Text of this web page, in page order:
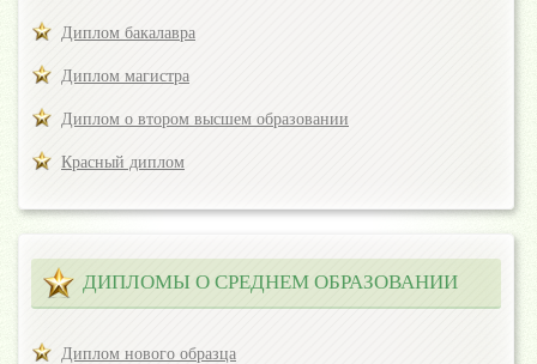
Диплом бакалавра
Диплом магистра
Диплом о втором высшем образовании
Красный диплом
ДИПЛОМЫ О СРЕДНЕМ ОБРАЗОВАНИИ
Диплом нового образца